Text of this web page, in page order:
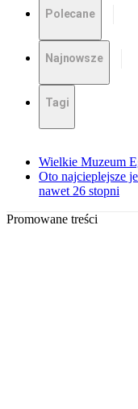
Polecane
Najnowsze
Tagi
Wielkie Muzeum
Oto najcieplejsze
nawet 26 stopni
Promowane treści